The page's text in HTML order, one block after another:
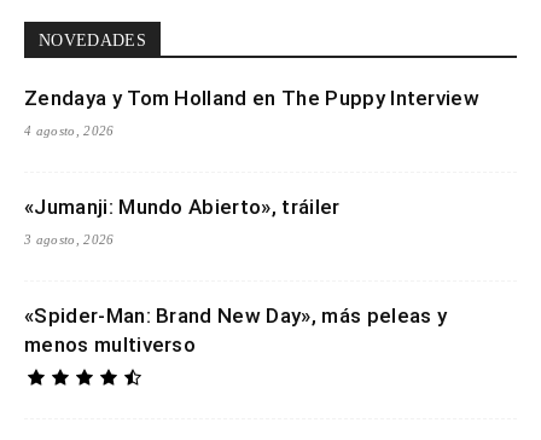
NOVEDADES
Zendaya y Tom Holland en The Puppy Interview
4 agosto, 2026
«Jumanji: Mundo Abierto», tráiler
3 agosto, 2026
«Spider-Man: Brand New Day», más peleas y
menos multiverso